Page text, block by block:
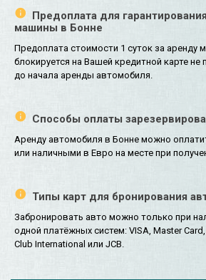
Предоплата для
машины в Бонне
Предоплата стоимости 1 суток за аренду
блокируется на Вашей кредитной карте не
до начала аренды автомобиля.
Способы оплаты
Аренду автомобиля в Бонне можно
или наличными в Евро на месте при
Типы карт для бронирования
Забронировать авто можно только при
одной платёжных систем: VISA, Master
Club International или JCB.